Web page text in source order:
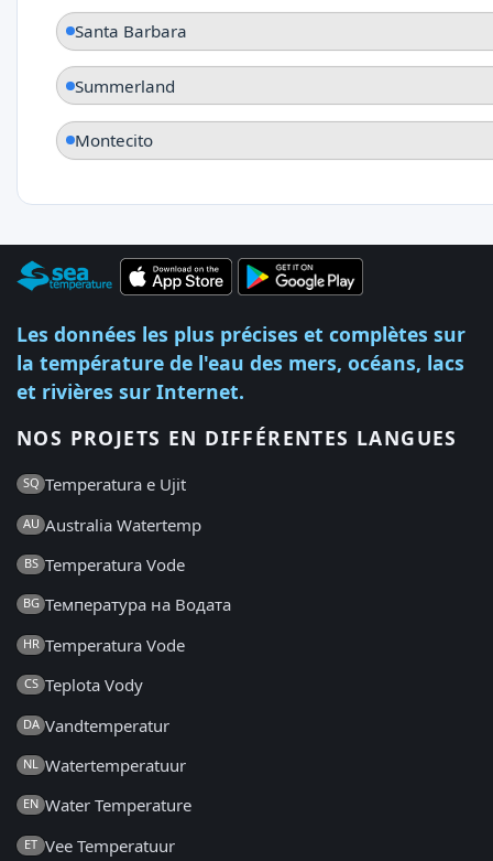
Santa Barbara
Summerland
Montecito
Les données les plus précises et complètes sur
la température de l'eau des mers, océans, lacs
et rivières sur Internet.
NOS PROJETS EN DIFFÉRENTES LANGUES
SQ Temperatura e Ujit
AU Australia Watertemp
BS Temperatura Vode
BG Температура на Водата
HR Temperatura Vode
CS Teplota Vody
DA Vandtemperatur
NL Watertemperatuur
EN Water Temperature
ET Vee Temperatuur